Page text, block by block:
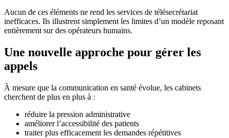
Aucun de ces éléments ne rend les services de télésecrétariat
inefficaces. Ils illustrent simplement les limites d’un modèle reposant
entièrement sur des opérateurs humains.
Une nouvelle approche pour gérer les
appels
À mesure que la communication en santé évolue, les cabinets
cherchent de plus en plus à :
réduire la pression administrative
améliorer l’accessibilité des patients
traiter plus efficacement les demandes répétitives